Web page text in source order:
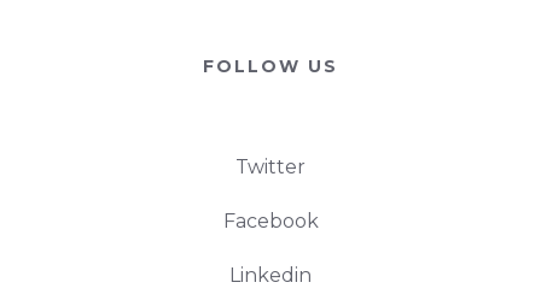
FOLLOW US
Twitter
Facebook
Linkedin